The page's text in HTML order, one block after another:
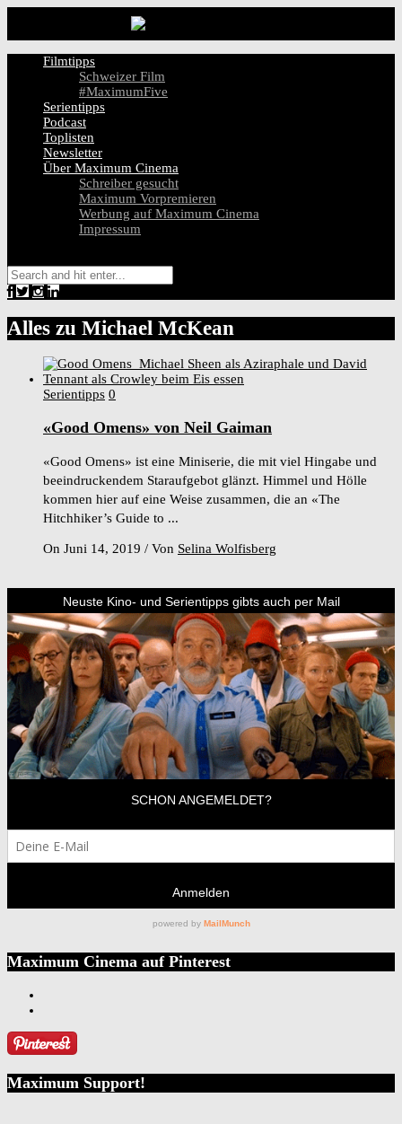
Filmtipps
Schweizer Film
#MaximumFive
Serientipps
Podcast
Toplisten
Newsletter
Über Maximum Cinema
Schreiber gesucht
Maximum Vorpremieren
Werbung auf Maximum Cinema
Impressum
Alles zu Michael McKean
Serientipps 0
«Good Omens» von Neil Gaiman
«Good Omens» ist eine Miniserie, die mit viel Hingabe und
beeindruckendem Staraufgebot glänzt. Himmel und Hölle
kommen hier auf eine Weise zusammen, die an «The
Hitchhiker’s Guide to ...
On Juni 14, 2019 / Von Selina Wolfisberg
Maximum Cinema auf Pinterest
Maximum Support!